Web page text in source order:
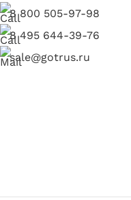
8 800 505-97-98
8 495 644-39-76
sale@gotrus.ru